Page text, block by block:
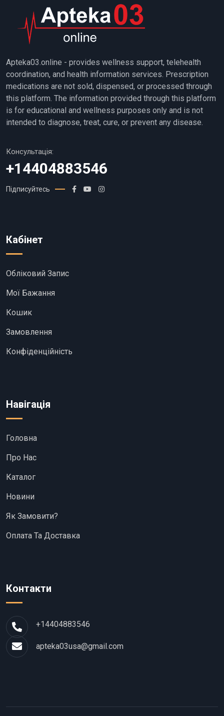
Apteka03.online - provides wellness support, telehealth
coordination, and health information services. Prescription
medications are not sold, dispensed, or processed through
this platform. The information provided through this platform
is for educational and wellness purposes only and is not
intended to diagnose, treat, cure, or prevent any disease.
Консультація:
+14404883546
Підписуйтесь
Кабінет
Обліковий Запис
Мої Бажання
Кошик
Замовлення
Конфіденційність
Навігація
Головна
Про Нас
Каталог
Новини
Як Замовити?
Оплата Та Доставка
Контакти
+14404883546
apteka03usa@gmail.com